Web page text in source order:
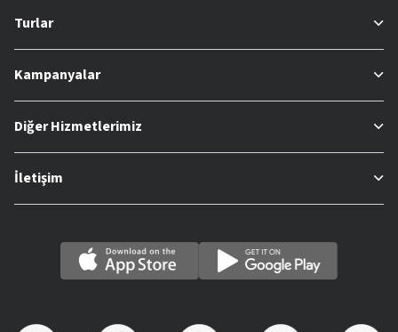
Turlar
Kampanyalar
Diğer Hizmetlerimiz
İletişim